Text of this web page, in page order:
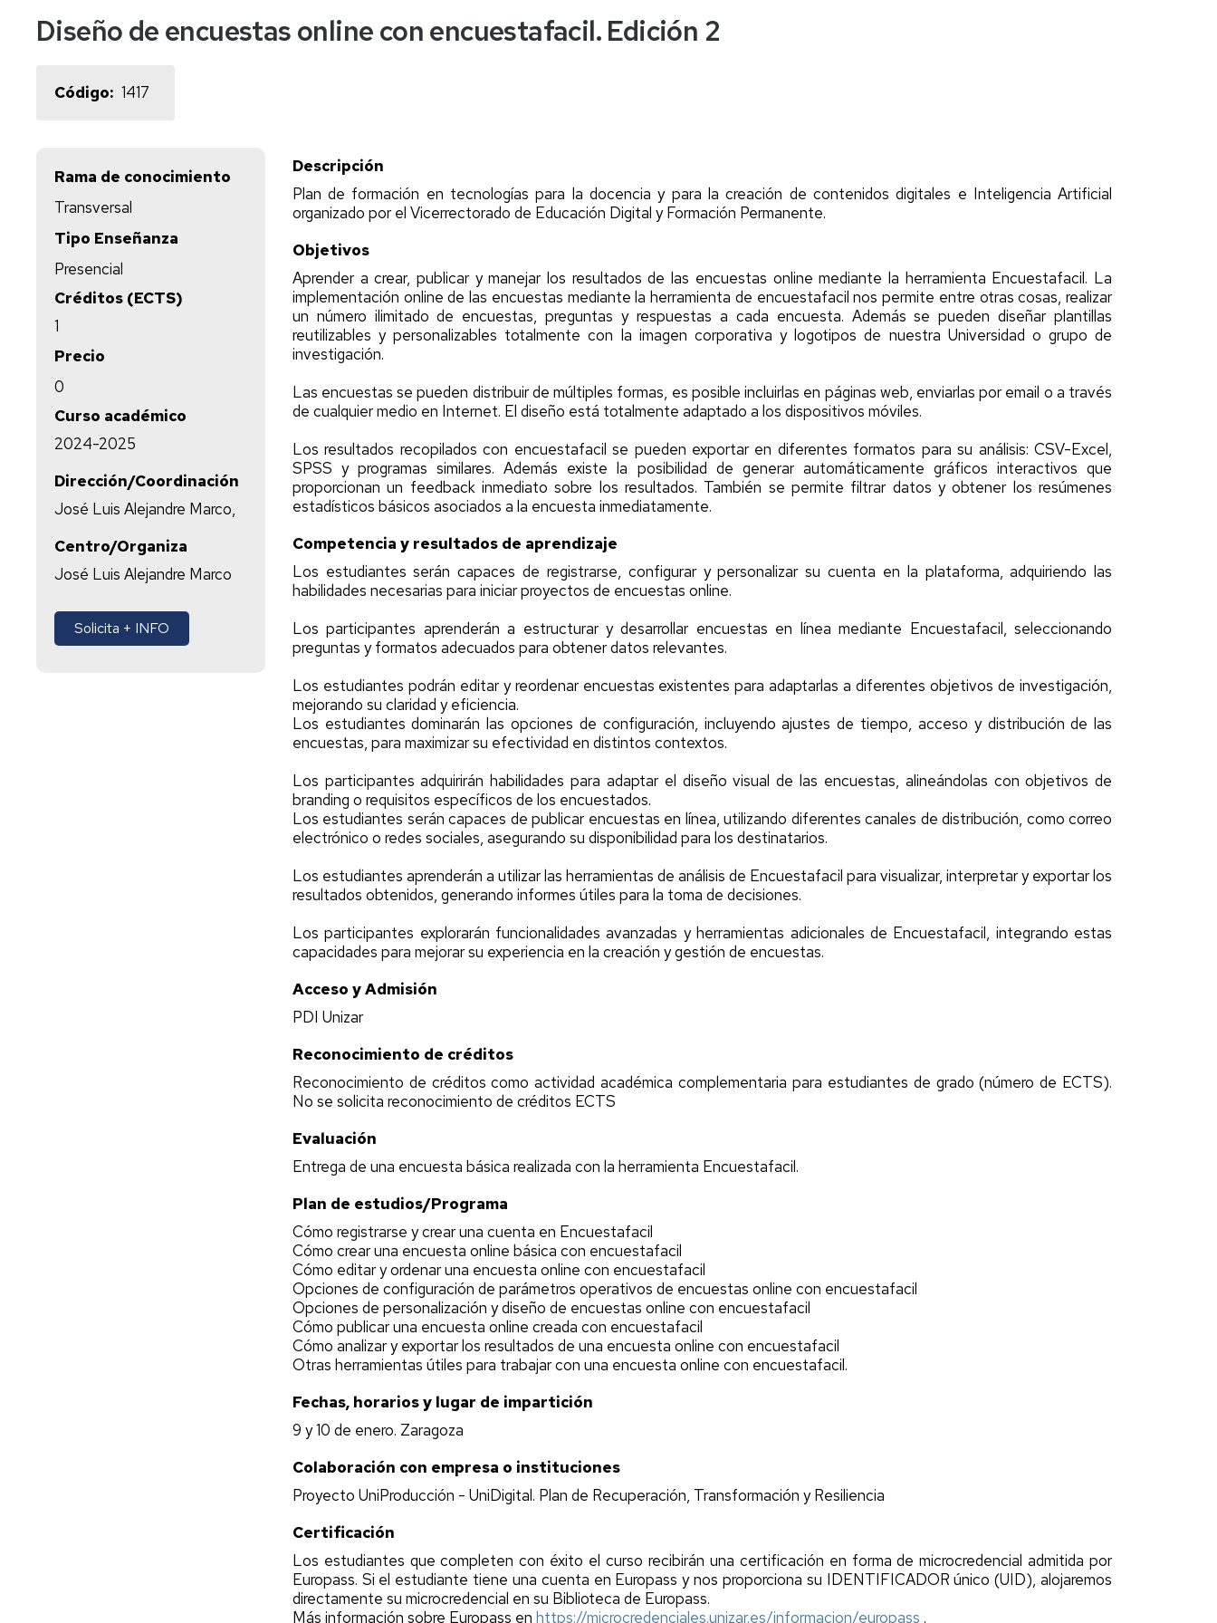
y
europeos
aplicables
colaboración
Diseño de encuestas online con encuestafacil. Edición 2
Código 1417
Rama de conocimiento
Transversal
Tipo Enseñanza
Presencial
Créditos (ECTS)
1
Precio
0
Curso académico
2024-2025
Dirección/Coordinación
José Luis Alejandre Marco,
Centro/Organiza
José Luis Alejandre Marco
Solicita + INFO
Descripción
Plan de formación en tecnologías para la docencia y para la creación de contenidos digitales e Inteligencia Artificial
organizado por el Vicerrectorado de Educación Digital y Formación Permanente.
Objetivos
Aprender a crear, publicar y manejar los resultados de las encuestas online mediante la herramienta Encuestafacil. La
implementación online de las encuestas mediante la herramienta de encuestafacil nos permite entre otras cosas, realizar
un número ilimitado de encuestas, preguntas y respuestas a cada encuesta. Además se pueden diseñar plantillas
reutilizables y personalizables totalmente con la imagen corporativa y logotipos de nuestra Universidad o grupo de
investigación.
Las encuestas se pueden distribuir de múltiples formas, es posible incluirlas en páginas web, enviarlas por email o a través
de cualquier medio en Internet. El diseño está totalmente adaptado a los dispositivos móviles.
Los resultados recopilados con encuestafacil se pueden exportar en diferentes formatos para su análisis: CSV-Excel,
SPSS y programas similares. Además existe la posibilidad de generar automáticamente gráficos interactivos que
proporcionan un feedback inmediato sobre los resultados. También se permite filtrar datos y obtener los resúmenes
estadísticos básicos asociados a la encuesta inmediatamente.
Competencia y resultados de aprendizaje
Los estudiantes serán capaces de registrarse, configurar y personalizar su cuenta en la plataforma, adquiriendo las
habilidades necesarias para iniciar proyectos de encuestas online.
Los participantes aprenderán a estructurar y desarrollar encuestas en línea mediante Encuestafacil, seleccionando
preguntas y formatos adecuados para obtener datos relevantes.
Los estudiantes podrán editar y reordenar encuestas existentes para adaptarlas a diferentes objetivos de investigación,
mejorando su claridad y eficiencia.
Los estudiantes dominarán las opciones de configuración, incluyendo ajustes de tiempo, acceso y distribución de las
encuestas, para maximizar su efectividad en distintos contextos.
Los participantes adquirirán habilidades para adaptar el diseño visual de las encuestas, alineándolas con objetivos de
branding o requisitos específicos de los encuestados.
Los estudiantes serán capaces de publicar encuestas en línea, utilizando diferentes canales de distribución, como correo
electrónico o redes sociales, asegurando su disponibilidad para los destinatarios.
Los estudiantes aprenderán a utilizar las herramientas de análisis de Encuestafacil para visualizar, interpretar y exportar los
resultados obtenidos, generando informes útiles para la toma de decisiones.
Los participantes explorarán funcionalidades avanzadas y herramientas adicionales de Encuestafacil, integrando estas
capacidades para mejorar su experiencia en la creación y gestión de encuestas.
Acceso y Admisión
PDI Unizar
Reconocimiento de créditos
Reconocimiento de créditos como actividad académica complementaria para estudiantes de grado (número de ECTS).
No se solicita reconocimiento de créditos ECTS
Evaluación
Entrega de una encuesta básica realizada con la herramienta Encuestafacil.
Plan de estudios/Programa
Cómo registrarse y crear una cuenta en Encuestafacil
Cómo crear una encuesta online básica con encuestafacil
Cómo editar y ordenar una encuesta online con encuestafacil
Opciones de configuración de parámetros operativos de encuestas online con encuestafacil
Opciones de personalización y diseño de encuestas online con encuestafacil
Cómo publicar una encuesta online creada con encuestafacil
Cómo analizar y exportar los resultados de una encuesta online con encuestafacil
Otras herramientas útiles para trabajar con una encuesta online con encuestafacil.
Fechas, horarios y lugar de impartición
9 y 10 de enero. Zaragoza
Colaboración con empresa o instituciones
Proyecto UniProducción - UniDigital. Plan de Recuperación, Transformación y Resiliencia
Certificación
Los estudiantes que completen con éxito el curso recibirán una certificación en forma de microcredencial admitida por
Europass. Si el estudiante tiene una cuenta en Europass y nos proporciona su IDENTIFICADOR único (UID), alojaremos
directamente su microcredencial en su Biblioteca de Europass.
Más información sobre Europass en https://microcredenciales.unizar.es/informacion/europass .